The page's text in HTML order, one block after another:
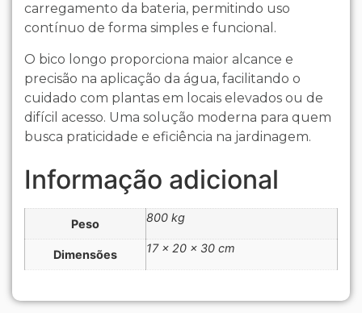
carregamento da bateria, permitindo uso
contínuo de forma simples e funcional.
O bico longo proporciona maior alcance e
precisão na aplicação da água, facilitando o
cuidado com plantas em locais elevados ou de
difícil acesso. Uma solução moderna para quem
busca praticidade e eficiência na jardinagem.
Informação adicional
Peso 800 kg
Dimensões 17 × 20 × 30 cm